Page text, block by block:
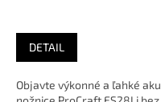
DETAIL
Objavte výkonné a ľahké aku